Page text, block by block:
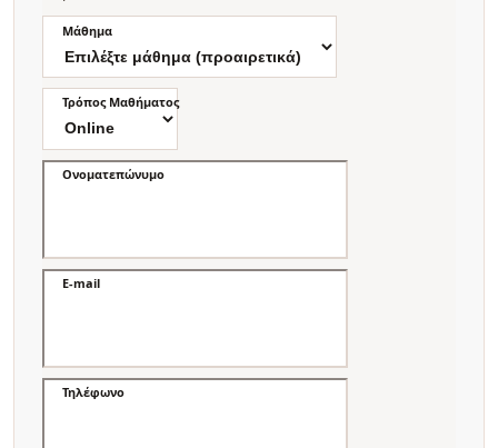
Μάθημα
Τρόπος Μαθήματος
Ονοματεπώνυμο
E-mail
Τηλέφωνο